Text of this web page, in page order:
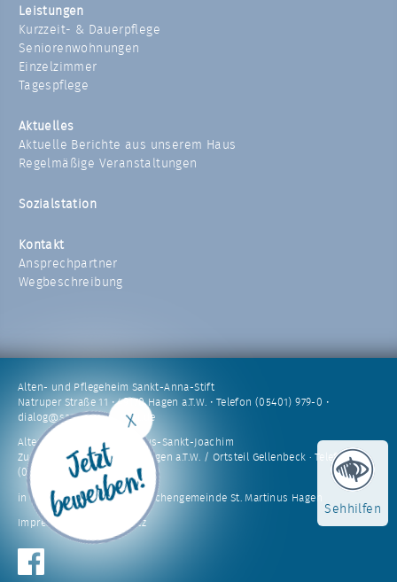
Sehhilfen
Leistungen
Kurzzeit- & Dauerpflege
Seniorenwohnungen
Einzelzimmer
Tagespflege
Aktuelles
Aktuelle Berichte aus unserem Haus
Regelmäßige Veranstaltungen
Sozialstation
Kontakt
Ansprechpartner
Wegbeschreibung
Alten- und Pflegeheim Sankt-Anna-Stift
Natruper Straße 11 • 49170 Hagen a.T.W. • Telefon (05401) 979-0 •
dialog@sankt-anna-stift.de
Alten- und Pflegeheim Haus-Sankt-Joachim
Zum Butterberg 5 · 49170 Hagen a.T.W. / Ortsteil Gellenbeck · Telefon
(05405) 5073-0
in Trägerschaft der Kath. Kirchengemeinde St. Martinus Hagen
Impressum
Datenschutz